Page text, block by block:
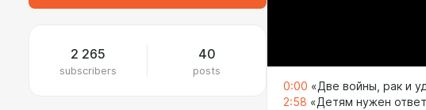
2 265
subscribers
40
posts
0:00 «Две войны, рак и
2:58 «Детям нужен